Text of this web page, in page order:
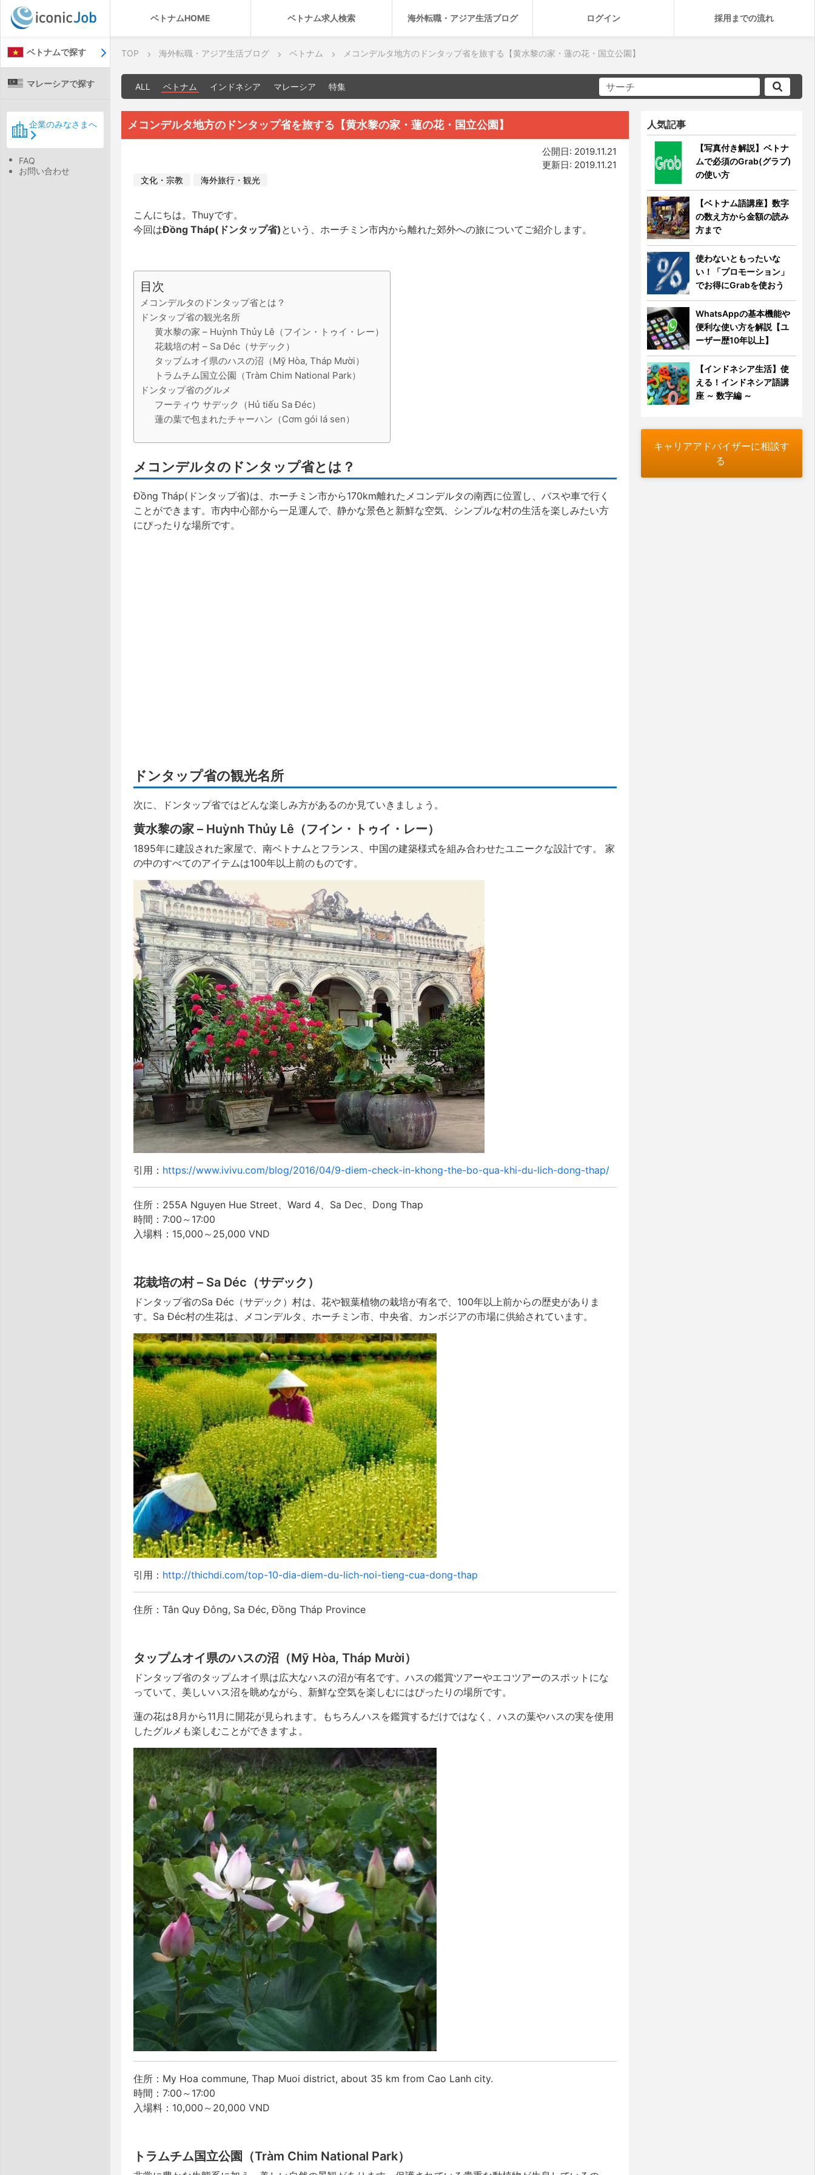
ベトナムHOME ベトナム求人検索 海外転職・アジア生活ブログ ログイン 採用までの流れ
ベトナムで探す
マレーシアで探す
企業のみなさまへ
FAQ
お問い合わせ
TOP 海外転職・アジア生活ブログ ベトナム メコンデルタ地方のドンタップ省を旅する【黄水黎の家・蓮の花・国立公園】
ALL ベトナム インドネシア マレーシア 特集
メコンデルタ地方のドンタップ省を旅する【黄水黎の家・蓮の花・国立公園】
公開日: 2019.11.21
更新日: 2019.11.21
文化・宗教 海外旅行・観光
こんにちは。Thuyです。
今回はĐồng Tháp(ドンタップ省) という、ホーチミン市内から離れた郊外への旅についてご紹介します。
目次
メコンデルタのドンタップ省とは？
ドンタップ省の観光名所
黄水黎の家 – Huỳnh Thủy Lê（フイン・トゥイ・レー）
花栽培の村 – Sa Déc（サデック）
タップムオイ県のハスの沼（Mỹ Hòa, Tháp Mười）
トラムチム国立公園（Tràm Chim National Park）
ドンタップ省のグルメ
フーティウ サデック（Hủ tiếu Sa Đéc）
蓮の葉で包まれたチャーハン（Cơm gói lá sen）
メコンデルタのドンタップ省とは？
Đồng Tháp(ドンタップ省)は、ホーチミン市から170km離れたメコンデルタの南西に位置し、バスや車で行く
ことができます。市内中心部から一足運んで、静かな景色と新鮮な空気、シンプルな村の生活を楽しみたい方
にぴったりな場所です。
ドンタップ省の観光名所
次に、ドンタップ省ではどんな楽しみ方があるのか見ていきましょう。
黄水黎の家 – Huỳnh Thủy Lê（フイン・トゥイ・レー）
1895年に建設された家屋で、南ベトナムとフランス、中国の建築様式を組み合わせたユニークな設計です。 家
の中のすべてのアイテムは100年以上前のものです。
引用： https://www.ivivu.com/blog/2016/04/9-diem-check-in-khong-the-bo-qua-khi-du-lich-dong-thap/
住所：255A Nguyen Hue Street、Ward 4、Sa Dec、Dong Thap
時間：7:00～17:00
入場料：15,000～25,000 VND
花栽培の村 – Sa Déc（サデック）
ドンタップ省のSa Đéc（サデック）村は、花や観葉植物の栽培が有名で、100年以上前からの歴史がありま
す。Sa Đéc村の生花は、メコンデルタ、ホーチミン市、中央省、カンボジアの市場に供給されています。
引用： http://thichdi.com/top-10-dia-diem-du-lich-noi-tieng-cua-dong-thap
住所：Tân Quy Đông, Sa Đéc, Đồng Tháp Province
タップムオイ県のハスの沼（Mỹ Hòa, Tháp Mười）
ドンタップ省のタップムオイ県は広大なハスの沼が有名です。ハスの鑑賞ツアーやエコツアーのスポットにな
っていて、美しいハス沼を眺めながら、新鮮な空気を楽しむにはぴったりの場所です。
蓮の花は8月から11月に開花が見られます。もちろんハスを鑑賞するだけではなく、ハスの葉やハスの実を使用
したグルメも楽しむことができますよ。
住所：My Hoa commune, Thap Muoi district, about 35 km from Cao Lanh city.
時間：7:00～17:00
入場料：10,000～20,000 VND
トラムチム国立公園（Tràm Chim National Park）
人気記事
【写真付き解説】ベトナ
ムで必須のGrab(グラブ)
の使い方
【ベトナム語講座】数字
の数え方から金額の読み
方まで
使わないともったいな
い！「プロモーション」
でお得にGrabを使おう
WhatsAppの基本機能や
便利な使い方を解説【ユ
ーザー歴10年以上】
【インドネシア生活】使
える！インドネシア語講
座 ～ 数字編 ～
キャリアアドバイザーに相談す
る